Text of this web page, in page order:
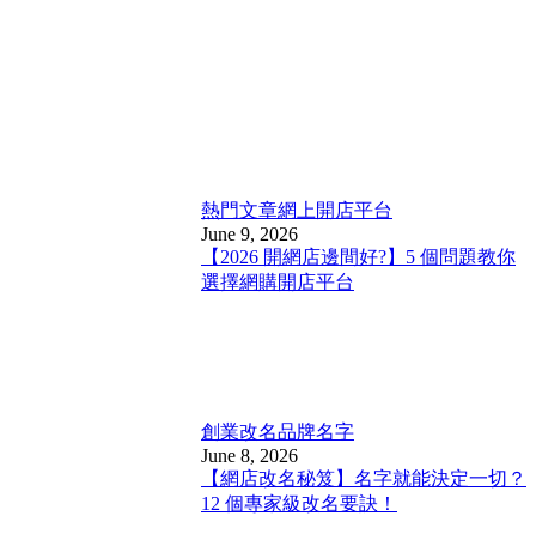
熱門文章網上開店平台
June 9, 2026
【2026 開網店邊間好?】5 個問題教你
選擇網購開店平台
創業改名品牌名字
June 8, 2026
【網店改名秘笈】名字就能決定一切？
12 個專家級改名要訣！